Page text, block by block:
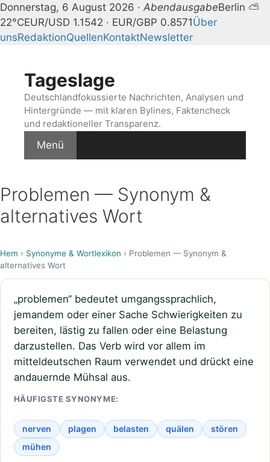
Donnerstag, 6 August 2026 · AbendausgabeBerlin ⛅
22°CEUR/USD 1.1542 · EUR/GBP 0.8571Über
unsRedaktionQuellenKontaktNewsletter
springenTageslage
Deutschlandfokussierte Nachrichten, Analysen und
Hintergründe — mit klaren Bylines, Faktencheck
und redaktioneller Transparenz.
Menü
Problemen — Synonym &
alternatives Wort
Hem › Synonyme & Wortlexikon › Problemen — Synonym &
alternatives Wort
„problemen“ bedeutet umgangssprachlich,
jemandem oder einer Sache Schwierigkeiten zu
bereiten, lästig zu fallen oder eine Belastung
darzustellen. Das Verb wird vor allem im
mitteldeutschen Raum verwendet und drückt eine
andauernde Mühsal aus.
HÄUFIGSTE SYNONYME:
nerven plagen belasten quälen
stören
mühen